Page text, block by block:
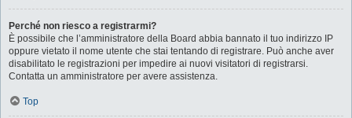
Perché non riesco a registrarmi?
È possibile che l’amministratore della Board abbia bannato il tuo indirizzo IP
oppure vietato il nome utente che stai tentando di registrare. Può anche aver
disabilitato le registrazioni per impedire ai nuovi visitatori di registrarsi.
Contatta un amministratore per avere assistenza.
Top